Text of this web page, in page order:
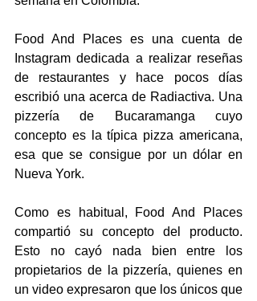
Food And Places es una cuenta de
Instagram dedicada a realizar reseñas
de restaurantes y hace pocos días
escribió una acerca de Radiactiva. Una
pizzería de Bucaramanga cuyo
concepto es la típica pizza americana,
esa que se consigue por un dólar en
Nueva York.
Como es habitual, Food And Places
compartió su concepto del producto.
Esto no cayó nada bien entre los
propietarios de la pizzería, quienes en
un video expresaron que los únicos que